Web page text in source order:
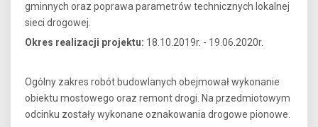
gminnych oraz poprawa parametrów technicznych lokalnej
sieci drogowej.
Okres realizacji projektu: 18.10.2019r. - 19.06.2020r.
Ogólny zakres robót budowlanych obejmował wykonanie
obiektu mostowego oraz remont drogi. Na przedmiotowym
odcinku zostały wykonane oznakowania drogowe pionowe.